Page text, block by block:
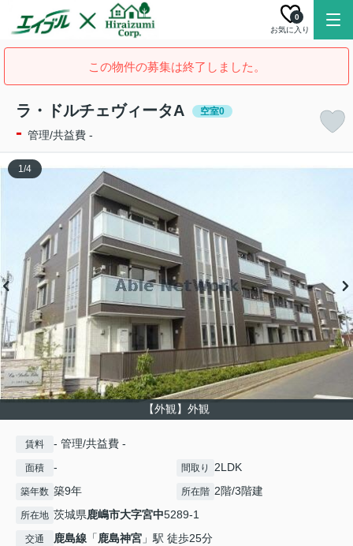
お気に入り
0
この物件の募集は終了しました。
ラ・ドルチェヴィータA 空室0
- 管理/共益費 -
【外観】外観
1/4
賃料 - 管理/共益費 -
面積 - 間取り 2LDK
築年数 築9年 所在階 2階/3階建
所在地 茨城県鹿嶋市大字宮中5289-1
交通 鹿島線 「鹿島神宮 」駅 徒歩25分